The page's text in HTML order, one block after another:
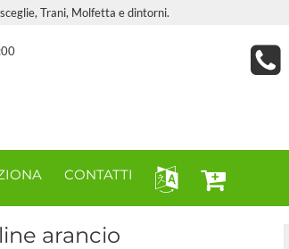
Trani, Molfetta e dintorni.
CONTATTI
arancio